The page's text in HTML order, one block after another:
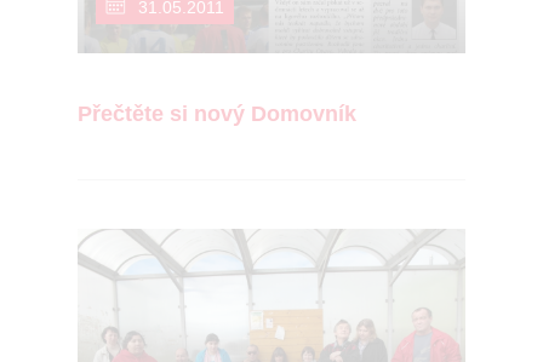
31.05.2011
Přečtěte si nový Domovník